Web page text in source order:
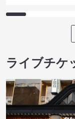
ライブチケ